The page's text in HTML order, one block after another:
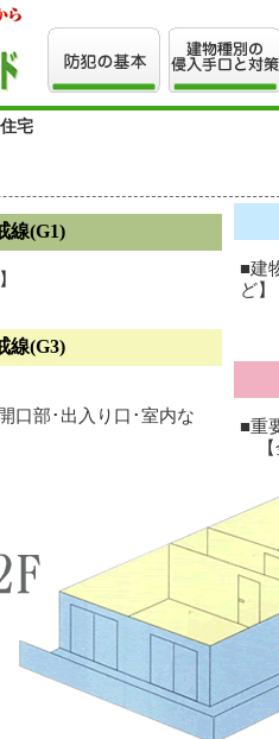
宅
線(G1)
線(G3)
口部･出入り口･室内な
■建
ど】
■重
【